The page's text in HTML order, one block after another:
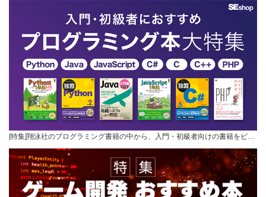
[特集]翔泳社のプログラミング書籍の中から、入門・初級者向けの書籍をピ…